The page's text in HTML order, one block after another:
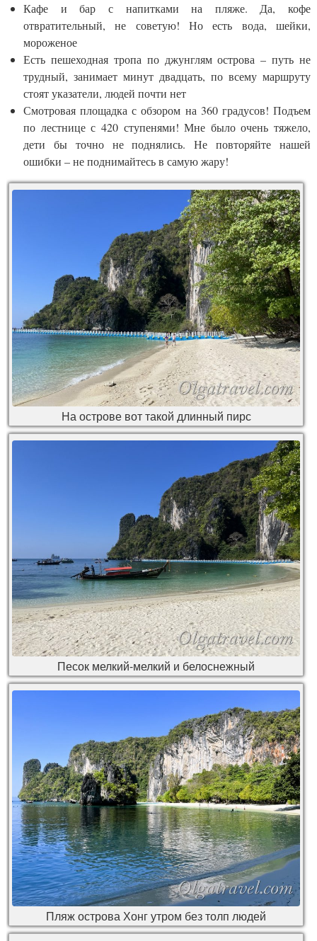
Кафе и бар с напитками на пляже. Да, кофе
отвратительный, не советую! Но есть вода, шейки,
мороженое
Есть пешеходная тропа по джунглям острова – путь не
трудный, занимает минут двадцать, по всему маршруту
стоят указатели, людей почти нет
Смотровая площадка с обзором на 360 градусов! Подъем
по лестнице с 420 ступенями! Мне было очень тяжело,
дети бы точно не поднялись. Не повторяйте нашей
ошибки – не поднимайтесь в самую жару!
На острове вот такой длинный пирс
Песок мелкий-мелкий и белоснежный
Пляж острова Хонг утром без толп людей